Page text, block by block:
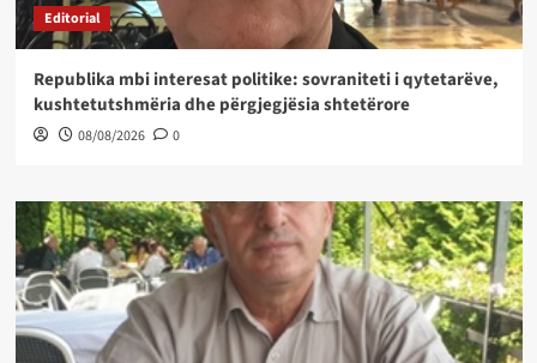
Editorial
Republika mbi interesat politike: sovraniteti i qytetarëve,
kushtetutshmëria dhe përgjegjësia shtetërore
08/08/2026 0